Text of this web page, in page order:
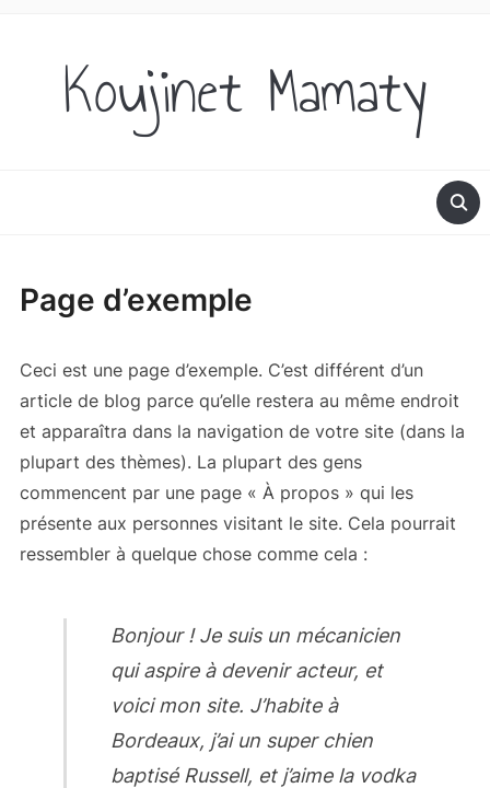
Koujinet Mamaty
Page d’exemple
Ceci est une page d’exemple. C’est différent d’un
article de blog parce qu’elle restera au même endroit
et apparaîtra dans la navigation de votre site (dans la
plupart des thèmes). La plupart des gens
commencent par une page « À propos » qui les
présente aux personnes visitant le site. Cela pourrait
ressembler à quelque chose comme cela :
Bonjour ! Je suis un mécanicien
qui aspire à devenir acteur, et
voici mon site. J’habite à
Bordeaux, j’ai un super chien
baptisé Russell, et j’aime la vodka